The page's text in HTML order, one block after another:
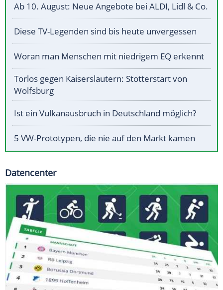
Ab 10. August: Neue Angebote bei ALDI, Lidl & Co.
Diese TV-Legenden sind bis heute unvergessen
Woran man Menschen mit niedrigem EQ erkennt
Torlos gegen Kaiserslautern: Stotterstart von
Wolfsburg
Ist ein Vulkanausbruch in Deutschland möglich?
5 VW-Prototypen, die nie auf den Markt kamen
Datencenter